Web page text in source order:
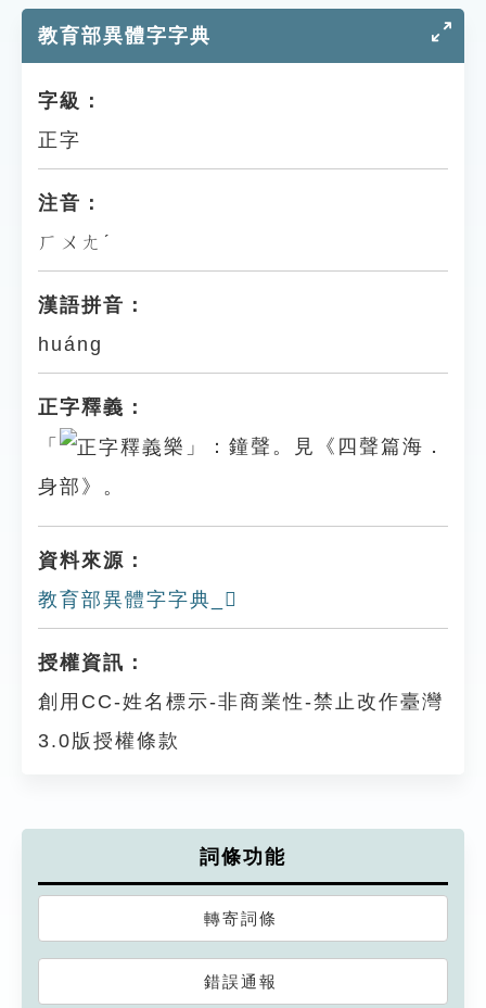
貓頭鷹博士
教育部異體字字典
字級：
正字
注音：
ㄏㄨㄤˊ
漢語拼音：
huáng
正字釋義：
「
樂」：鐘聲。見《四聲篇海．
身部》。
資料來源：
教育部異體字字典_𨉤
授權資訊：
創用CC-姓名標示-非商業性-禁止改作臺灣
3.0版授權條款
詞條功能
轉寄詞條
錯誤通報